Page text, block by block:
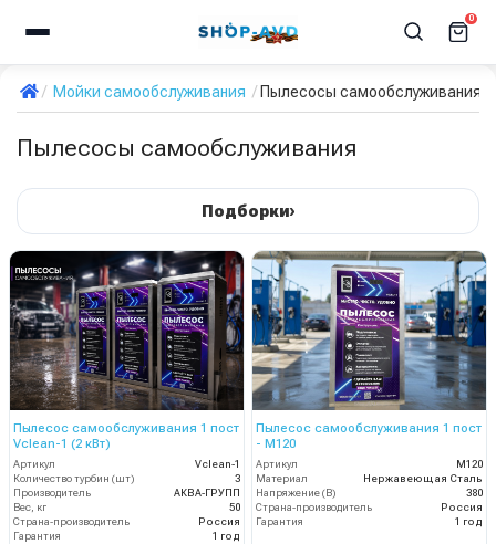
0
Мойки самообслуживания Пылесосы самообслуживания
Пылесосы самообслуживания
Подборки›
Пылесос самообслуживания 1 пост
Vclean-1 (2 кВт)
Артикул
Vclean-1
Количество турбин (шт)
3
Производитель
АКВА-ГРУПП
Вес, кг
50
Страна-производитель
Россия
Гарантия
1 год
Пылесос самообслуживания 1 пост
- М120
Артикул
М120
Материал
Нержавеющая Сталь
Напряжение (В)
380
Страна-производитель
Россия
Гарантия
1 год